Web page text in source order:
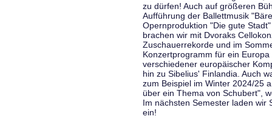
zu dürfen! Auch auf größeren
Aufführung der Ballettmusik
Opernproduktion "Die gute
brachen wir mit Dvoraks
Zuschauerrekorde und im
Konzertprogramm für ein
verschiedener europäischer
hin zu Sibelius' Finlandia. Auch
zum Beispiel im Winter 2024/25
über ein Thema von Schubert",
Im nächsten Semester laden wir
ein!